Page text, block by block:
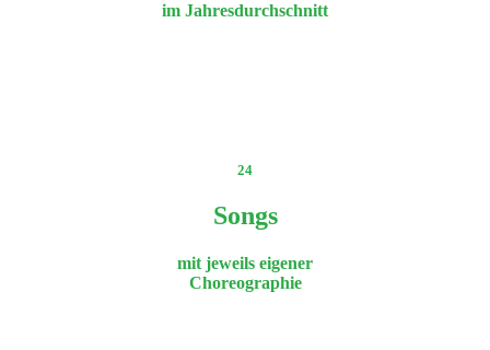
im Jahresdurchschnitt
24
Songs
mit jeweils eigener
Choreographie